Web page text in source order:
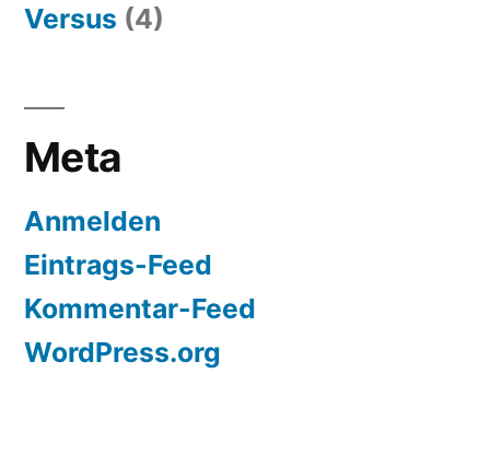
Versus (4)
Meta
Anmelden
Eintrags-Feed
Kommentar-Feed
WordPress.org